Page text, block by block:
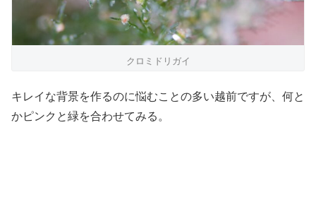
クロミドリガイ
キレイな背景を作るのに悩むことの多い越前ですが、何と
かピンクと緑を合わせてみる。